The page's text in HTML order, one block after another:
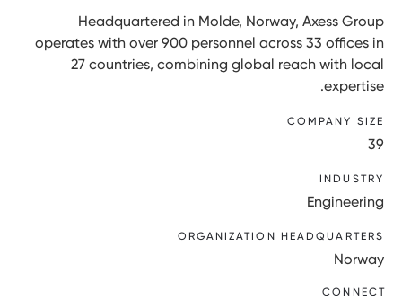
Headquartered in Molde, Norway, Axess Group
operates with over 900 personnel across 33 offices in
27 countries, combining global reach with local
expertise.​
COMPANY SIZE
39
INDUSTRY
Engineering
ORGANIZATION HEADQUARTERS
Norway
CONNECT